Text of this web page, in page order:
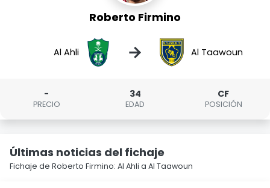
Roberto Firmino
Al Ahli → Al Taawoun
-
PRECIO
34
EDAD
CF
POSICIÓN
Últimas noticias del fichaje
Fichaje de Roberto Firmino: Al Ahli a Al Taawoun